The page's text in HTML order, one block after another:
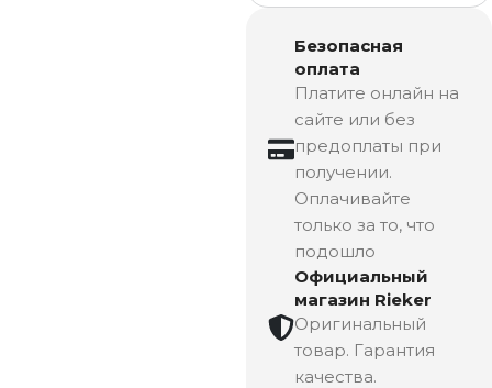
Безопасная
оплата
Платите онлайн на
сайте или без
предоплаты при
получении.
Оплачивайте
только за то, что
подошло
Официальный
магазин Rieker
Оригинальный
товар. Гарантия
качества.